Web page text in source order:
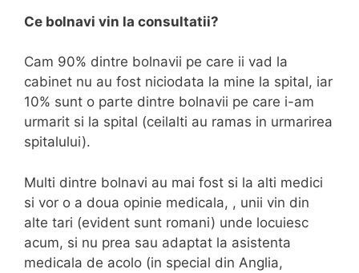
Ce bolnavi vin la consultatii?
Cam 90% dintre bolnavii pe care ii vad la
cabinet nu au fost niciodata la mine la spital, iar
10% sunt o parte dintre bolnavii pe care i-am
urmarit si la spital (ceilalti au ramas in urmarirea
spitalului).
Multi dintre bolnavi au mai fost si la alti medici
si vor o a doua opinie medicala, , unii vin din
alte tari (evident sunt romani) unde locuiesc
acum, si nu prea sau adaptat la asistenta
medicala de acolo (in special din Anglia,